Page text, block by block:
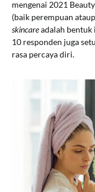
mengenai 2021
(baik perempuan
skincareadalah bentuk
10 responden juga
rasa percaya diri.